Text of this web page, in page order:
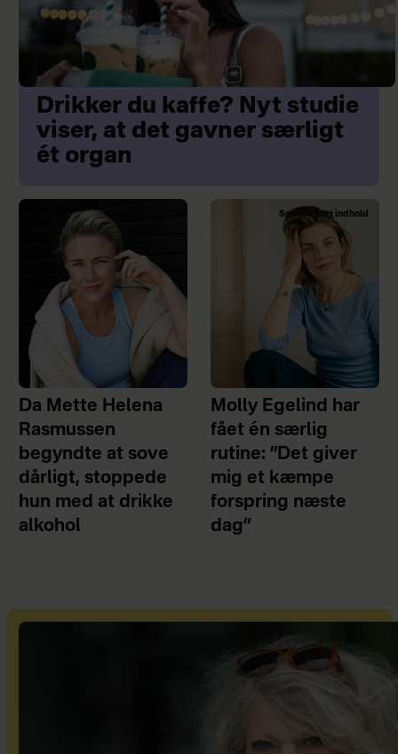
Drikker du kaffe? Nyt studie
viser, at det gavner særligt
ét organ
Da Mette Helena
Rasmussen
begyndte at sove
dårligt, stoppede
hun med at drikke
alkohol
Sponsoreret indhold
Molly Egelind har
fået én særlig
rutine: ”Det giver
mig et kæmpe
forspring næste
dag”